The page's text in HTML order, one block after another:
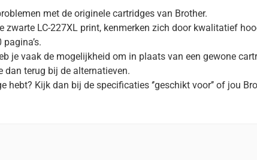
met de originele cartridges van Brother.
zwarte LC-227XL print, kenmerken zich door kwalitatief
je vaak de mogelijkheid om in plaats van een gewone
dan terug bij de alternatieven.
hebt? Kijk dan bij de specificaties ‘’geschikt voor’’ of jou